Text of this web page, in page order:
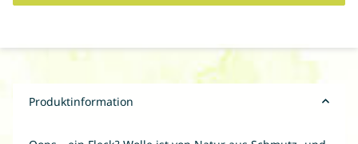
Produktinformation